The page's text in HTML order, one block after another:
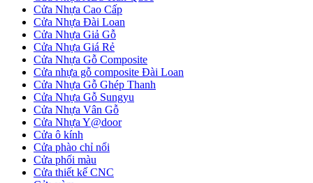
Cửa Nhựa Cao Cấp
Cửa Nhựa Đài Loan
Cửa Nhựa Giả Gỗ
Cửa Nhựa Giá Rẻ
Cửa Nhựa Gỗ Composite
Cửa nhựa gỗ composite Đài Loan
Cửa Nhựa Gỗ Ghép Thanh
Cửa Nhựa Gỗ Sungyu
Cửa Nhựa Vân Gỗ
Cửa Nhựa Y@door
Cửa ô kính
Cửa phào chỉ nổi
Cửa phối màu
Cửa thiết kế CNC